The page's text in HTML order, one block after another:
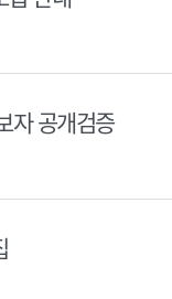
자 공개검증